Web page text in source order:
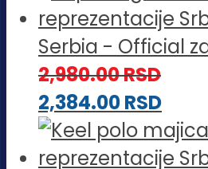
Serbia - Official
2,980.00RSD
2,384.00RSD